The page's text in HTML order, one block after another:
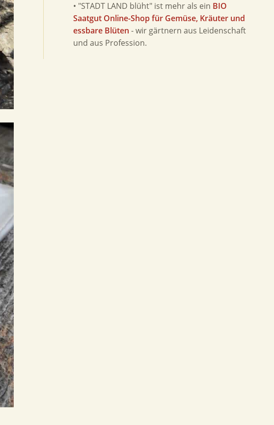
• "STADT LAND blüht" ist mehr als ein BIO
Saatgut Online-Shop für Gemüse, Kräuter und
essbare Blüten - wir gärtnern aus Leidenschaft
und aus Profession.